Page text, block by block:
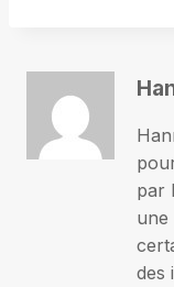
par
une
des